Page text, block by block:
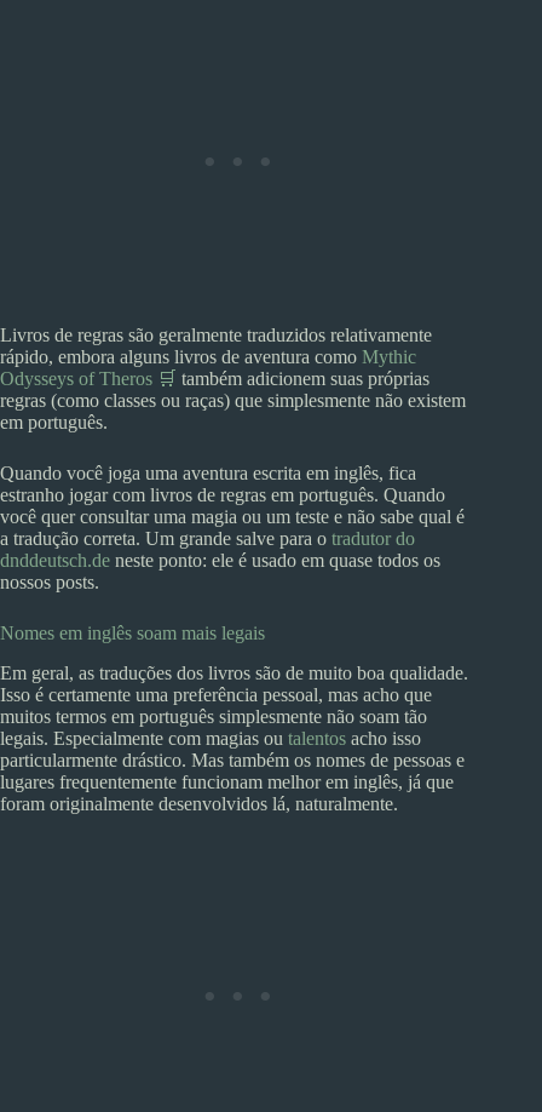
Livros de regras são geralmente traduzidos relativamente
rápido, embora alguns livros de aventura como Mythic
Odysseys of Theros 🛒 também adicionem suas próprias
regras (como classes ou raças) que simplesmente não existem
em português.
Quando você joga uma aventura escrita em inglês, fica
estranho jogar com livros de regras em português. Quando
você quer consultar uma magia ou um teste e não sabe qual é
a tradução correta. Um grande salve para o tradutor do
dnddeutsch.de neste ponto: ele é usado em quase todos os
nossos posts.
Nomes em inglês soam mais legais
Em geral, as traduções dos livros são de muito boa qualidade.
Isso é certamente uma preferência pessoal, mas acho que
muitos termos em português simplesmente não soam tão
legais. Especialmente com magias ou talentos acho isso
particularmente drástico. Mas também os nomes de pessoas e
lugares frequentemente funcionam melhor em inglês, já que
foram originalmente desenvolvidos lá, naturalmente.